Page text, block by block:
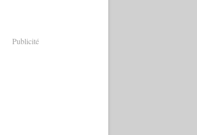
Publicité